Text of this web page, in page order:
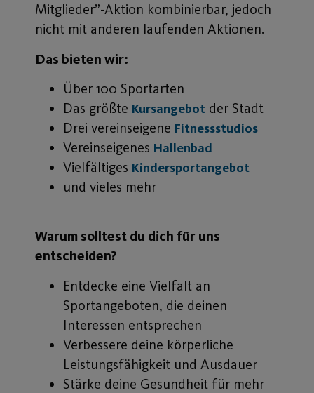
Mitglieder”-Aktion kombinierbar, jedoch
nicht mit anderen laufenden Aktionen.
Das bieten wir:
Über 100 Sportarten
Das größte Kursangebot der Stadt
Drei vereinseigene Fitnessstudios
Vereinseigenes Hallenbad
Vielfältiges Kindersportangebot
und vieles mehr
Warum solltest du dich für uns
entscheiden?
Entdecke eine Vielfalt an
Sportangeboten, die deinen
Interessen entsprechen
Verbessere deine körperliche
Leistungsfähigkeit und Ausdauer
Stärke deine Gesundheit für mehr